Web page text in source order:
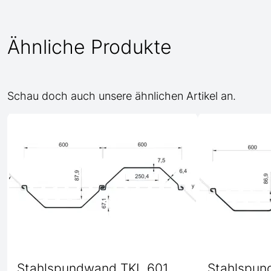
Ähnliche Produkte
Schau doch auch unsere ähnlichen Artikel an.